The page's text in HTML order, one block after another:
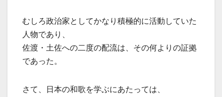
むしろ政治家としてかなり積極的に活動していた
人物であり、
佐渡・土佐への二度の配流は、その何よりの証拠
であった。
さて、日本の和歌を学ぶにあたっては、